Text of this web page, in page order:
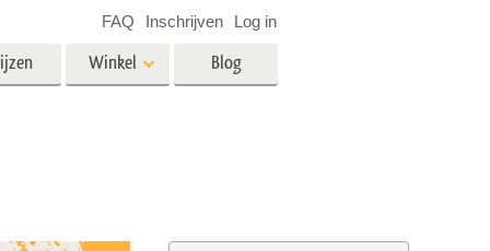
Winkel Blog
FAQ Inschrijven Log in